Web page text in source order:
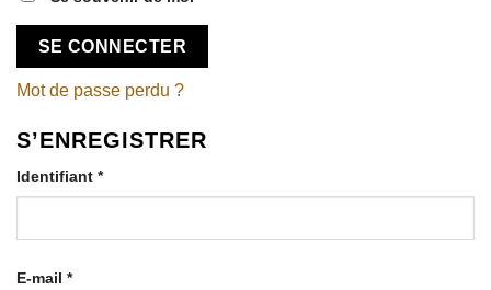
SE CONNECTER
Mot de passe perdu ?
S’ENREGISTRER
Identifiant *Obligatoire
E-mail *Obligatoire